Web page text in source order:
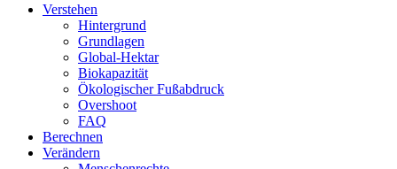
Verstehen
Hintergrund
Grundlagen
Global-Hektar
Biokapazität
Ökologischer Fußabdruck
Overshoot
FAQ
Berechnen
Verändern